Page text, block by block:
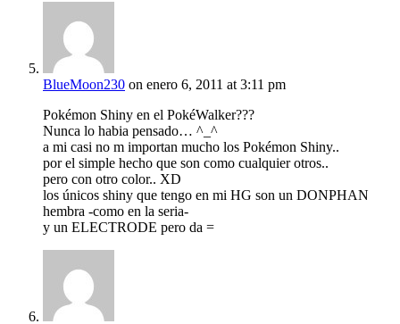
BlueMoon230 on enero 6, 2011 at 3:11 pm
Pokémon Shiny en el PokéWalker???
Nunca lo habia pensado… ^_^
a mi casi no m importan mucho los Pokémon Shiny..
por el simple hecho que son como cualquier otros..
pero con otro color.. XD
los únicos shiny que tengo en mi HG son un DONPHAN
hembra -como en la seria-
y un ELECTRODE pero da =